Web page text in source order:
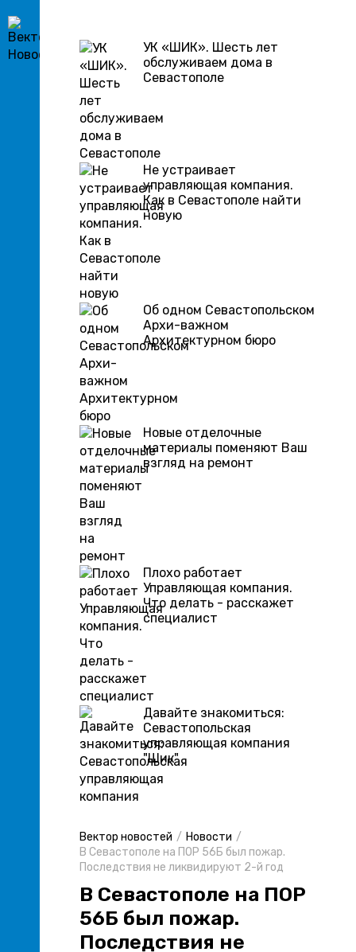
УК «ШИК». Шесть лет
обслуживаем дома в
Севастополе
Не устраивает
управляющая компания.
Как в Севастополе найти
новую
Об одном Севастопольском
Архи-важном
Архитектурном бюро
Новые отделочные
материалы поменяют Ваш
взгляд на ремонт
Плохо работает
Управляющая компания.
Что делать - расскажет
специалист
Давайте знакомиться:
Севастопольская
управляющая компания
"Шик"
Вектор новостей
Новости
В Севастополе на ПОР 56Б был пожар.
Последствия не ликвидируют 2-й год
В Севастополе на ПОР
56Б был пожар.
Последствия не